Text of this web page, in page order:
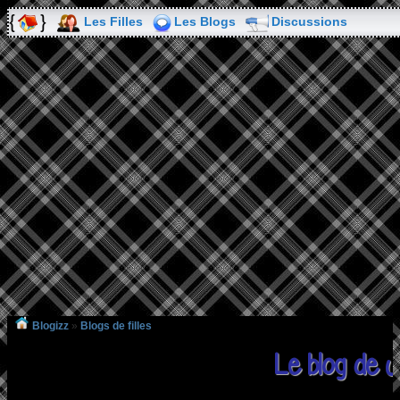
Les Filles Les Blogs Discussions
Blogizz » Blogs de filles
Le blog de